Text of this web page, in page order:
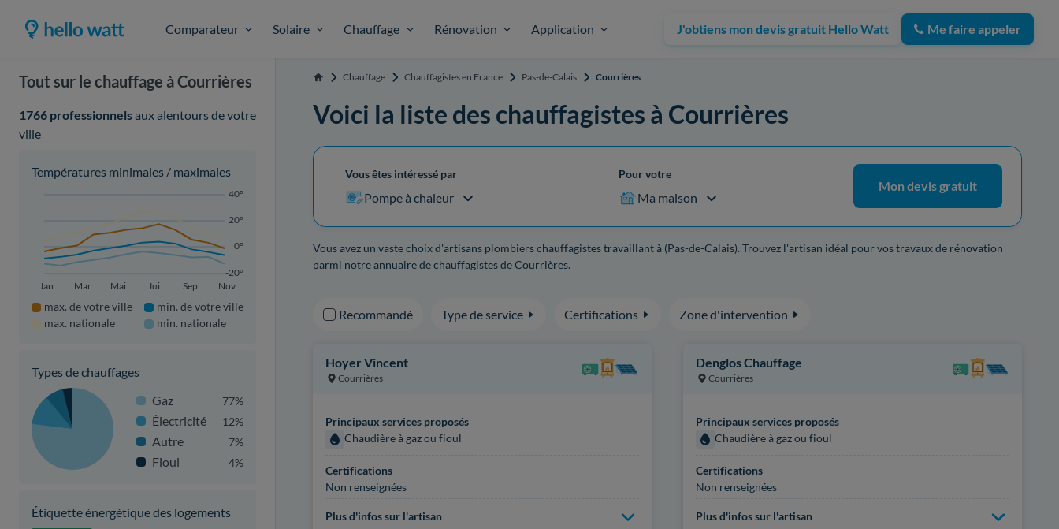
Comparateur Solaire Chauffage Rénovation Application J'obtiens mon devis gratuit Hello Watt Me faire appeler
Tout sur le chauffage à Courrières
1766 professionnelsaux alentours de votre
ville
Températures minimales / maximales
-20°
0°
20°
40°
Jan Mar Mai Jui Sep Nov
max. de votre ville
max. nationale
min. de votre ville
min. nationale
Types de chauffages
Gaz
77%
Électricité 12%
Autre 7%
Fioul 4%
Étiquette énergétique des logements
Accueil Chauffage Chauffagistes en France Pas-de-Calais Courrières
Voici la liste des chauffagistes à Courrières
Vous êtes intéressé par
Pompe à chaleur
Pour votre
Ma maison
Mon devis gratuit
Vous avez un vaste choix d'artisans plombiers chauffagistes travaillant à (Pas-de-Calais). Trouvez l'artisan idéal pour vos travaux de rénovation
parmi notre annuaire de chauffagistes de Courrières.
Recommandé Type de service Certifications Zone d'intervention
Hoyer Vincent
Courrières
Principaux services proposés
Chaudière à gaz ou fioul
Certifications
Non renseignées
Plus d'infos sur l'artisan
Denglos Chauffage
Courrières
Principaux services proposés
Chaudière à gaz ou fioul
Certifications
Non renseignées
Plus d'infos sur l'artisan